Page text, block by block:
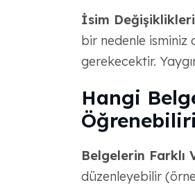
İsim
bir nedenle isminiz
gerekecektir.
Hangi
Belgelerin Farklı
düzenleyebilir